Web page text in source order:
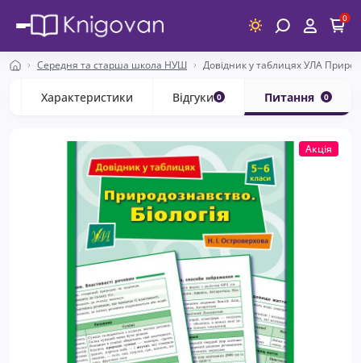
0
Середня та старша школа НУШ Довідник у таблицях УЛА
Характеристики Відгуки 0 Питання 0
Акція